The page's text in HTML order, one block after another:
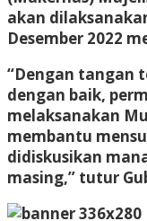
akan
Desember 2022
“Dengan tangan
dengan baik,
melaksanakan
membantu
didiskusikan
masing,” tutur